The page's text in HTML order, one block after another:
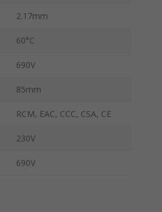
2.17mm
60°C
690V
85mm
RCM, EAC, CCC, CSA, CE
230V
690V